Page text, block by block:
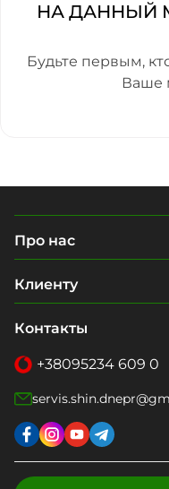
НА ДАННЫЙ
Будьте первым,
Ваше
Про нас
Клиенту
Контакты
+38095234 609 0